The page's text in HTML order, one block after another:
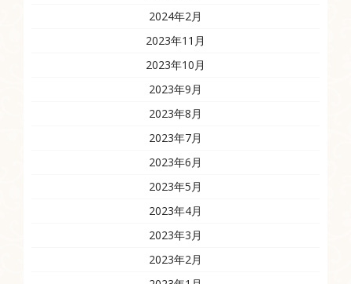
2024年2月
2023年11月
2023年10月
2023年9月
2023年8月
2023年7月
2023年6月
2023年5月
2023年4月
2023年3月
2023年2月